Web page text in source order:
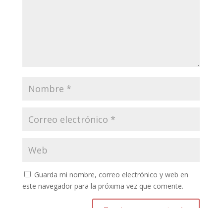
Guarda mi nombre, correo electrónico y web en
este navegador para la próxima vez que comente.